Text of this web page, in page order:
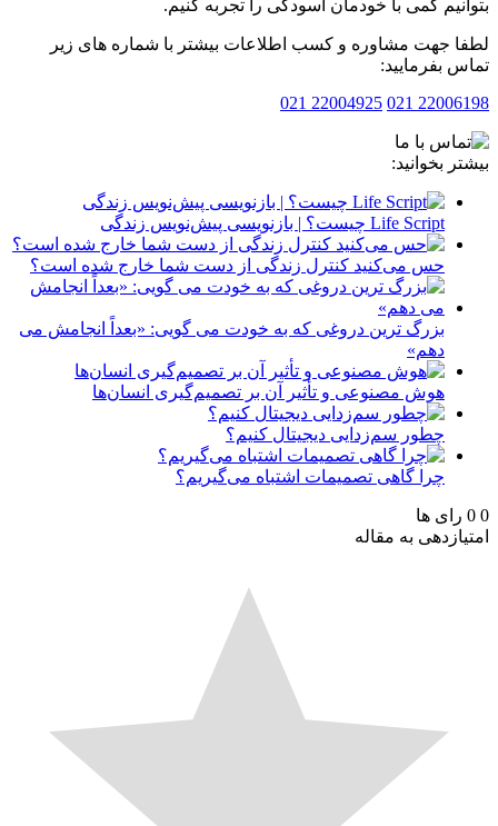
کمی با خودمان آسودگی را تجربه کنیم.
جهت مشاوره و کسب اطلاعات بیشتر با شماره های زیر
بفرمایید:
22004925 021
بخوانید:
Life Script چیست؟ | بازنویسی پیش‌نویس زندگی
حس می‌کنید کنترل زندگی از دست شما خارج شده است؟
بزرگ ترین دروغی که به خودت می گویی: «بعداً انجامش می
دهم»
هوش مصنوعی و تأثیر آن بر تصمیم‌گیری انسان‌ها
چطور سم‌زدایی دیجیتال کنیم؟
چرا گاهی تصمیمات اشتباه می‌گیریم؟
رای ها
به مقاله